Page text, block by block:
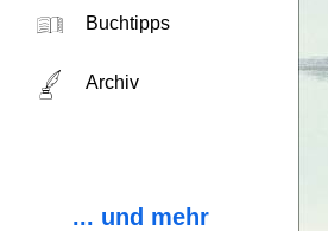
Buchtipps
Archiv
... und mehr